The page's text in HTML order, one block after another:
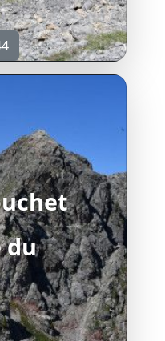
du